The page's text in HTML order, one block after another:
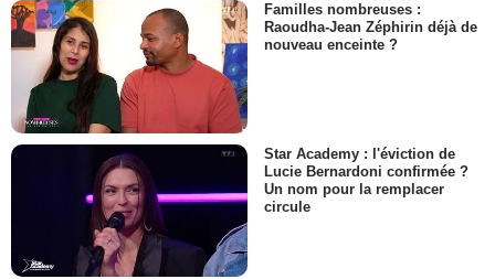
Familles nombreuses :
Raoudha-Jean Zéphirin déjà de
nouveau enceinte ?
Star Academy : l'éviction de
Lucie Bernardoni confirmée ?
Un nom pour la remplacer
circule